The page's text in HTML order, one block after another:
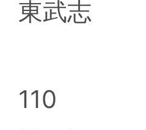
東武志
110